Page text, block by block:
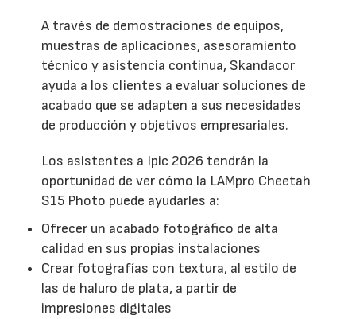
A través de demostraciones de equipos,
muestras de aplicaciones, asesoramiento
técnico y asistencia continua, Skandacor
ayuda a los clientes a evaluar soluciones de
acabado que se adapten a sus necesidades
de producción y objetivos empresariales.
Los asistentes a Ipic 2026 tendrán la
oportunidad de ver cómo la LAMpro Cheetah
S15 Photo puede ayudarles a:
Ofrecer un acabado fotográfico de alta
calidad en sus propias instalaciones
Crear fotografías con textura, al estilo de
las de haluro de plata, a partir de
impresiones digitales